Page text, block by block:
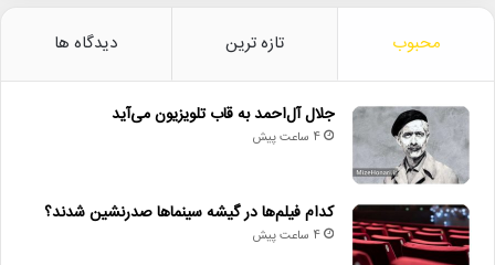
محبوب تازه ترین دیدگاه ها
جلال آل‌احمد به قاب تلویزیون می‌آید
4 ساعت پیش
کدام فیلم‌ها در گیشه سینماها صدرنشین شدند؟
4 ساعت پیش